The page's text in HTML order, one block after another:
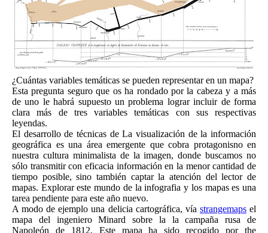
¿Cuántas variables temáticas se pueden representar en un mapa?
Esta pregunta seguro que os ha rondado por la cabeza y a más
de uno le habrá supuesto un problema lograr incluir de forma
clara más de tres variables temáticas con sus respectivas
leyendas.
El desarrollo de técnicas de La visualización de la información
geográfica es una área emergente que cobra protagonisno en
nuestra cultura minimalista de la imagen, donde buscamos no
sólo transmitir con eficacia información en la menor cantidad de
tiempo posible, sino también captar la atención del lector de
mapas. Explorar este mundo de la infografia y los mapas es una
tarea pendiente para este año nuevo.
A modo de ejemplo una delicia cartográfica, vía strangemapsel
mapa del ingeniero Minard sobre la la campaña rusa de
Napoleón de 1812. Este mapa ha sido recogido por the